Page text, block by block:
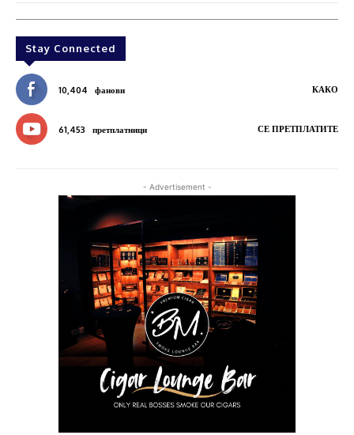
Stay Connected
10,404 фанови КАКО
61,453 претплатници СЕ ПРЕТПЛАТИТЕ
- Advertisement -